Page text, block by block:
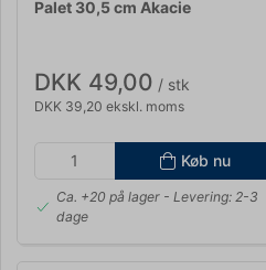
Palet 30,5 cm Akacie
DKK 49,00 / stk
DKK 39,20 ekskl. moms
Køb nu
Ca. +20 på lager- Levering: 2-3
dage